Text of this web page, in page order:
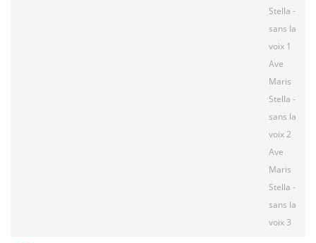
Stella -
sans la
voix 1
Ave
Maris
Stella -
sans la
voix 2
Ave
Maris
Stella -
sans la
voix 3